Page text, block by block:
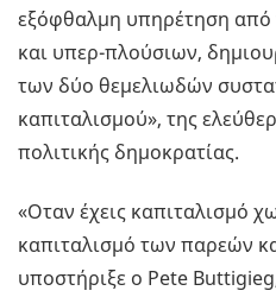
εξόφθαλμη υπηρέτηση από
και υπερ-πλούσιων,
των δύο θεμελιωδών
καπιταλισμού», της
πολιτικής δημοκρατίας.
«Οταν έχεις καπιταλισμό
καπιταλισμό των παρεών
υποστήριξε ο Pete